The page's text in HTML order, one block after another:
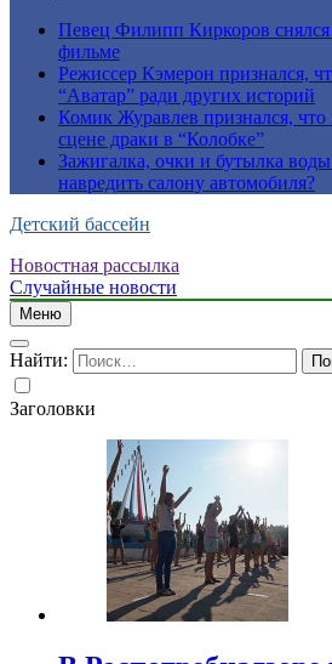
Певец Филипп Киркоров
фильме
Режиссер Кэмерон признался,
“Аватар” ради других историй
Комик Журавлев признался,
сцене драки в “Колобке”
Зажигалка, очки и бутылка
навредить салону автомобиля?
Детский бассейн
Новостная рассылка
Случайные новости
Меню
Найти:
Заголовки